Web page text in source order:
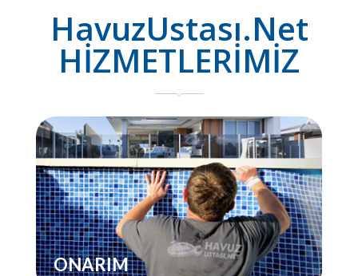
HavuzUstası.Net
HİZMETLERİMİZ
ONARIM